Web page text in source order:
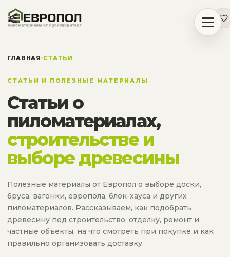
ГЛАВНАЯ СТАТЬИ
СТАТЬИ И ПОЛЕЗНЫЕ МАТЕРИАЛЫ
Статьи о
пиломатериалах,
строительстве и
выборе древесины
Полезные материалы от Европол о выборе доски,
бруса, вагонки, европола, блок-хауса и других
пиломатериалов. Рассказываем, как подобрать
древесину под строительство, отделку, ремонт и
частные объекты, на что смотреть при покупке и как
правильно организовать доставку.